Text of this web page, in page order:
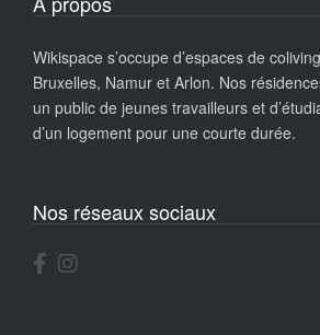
Wikispace s’occupe d’espaces de
Bruxelles, Namur et Arlon. Nos
un public de jeunes travailleurs et
d’un logement pour une courte durée.
Nos réseaux sociaux